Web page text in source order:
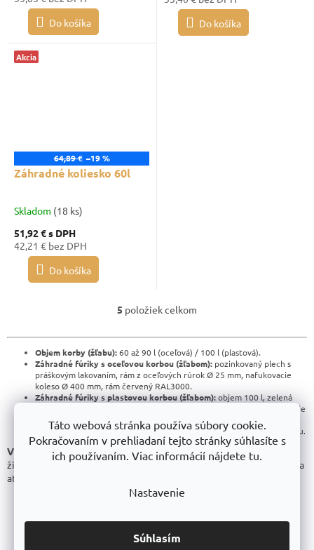
Táto webová stránka používa súbory cookie.
Pokračovaním v prehliadaní tejto stránky súhlasíte s
ich používaním. Viac informácií nájdete tu.
Nastavenie
Súhlasím
Do košíka
Do košíka
Akcia
64,89 € –19 %
Záhradné koliesko 60l
Skladom (18 ks)
51,92 €s DPH
42,21 € bez DPH
Do košíka
O
l
á
d
a
c
i
p
r
v
k
ý
u
5 položiek celkom
Objem korby (žľabu):60 až 90 l (oceľová) / 100 l (plastová).
Záhradné fúriky s oceľovou korbou (žľabom): pozinkovaný plech s
práškovým lakovaním, rám z oceľových rúrok Ø 25 mm, nafukovacie
koleso Ø 400 mm, rám červený RAL3000.
Záhradné fúriky s plastovou korbou (žľabom):objem 100 l, zelená
plastová korba, oceľový rám Ø 32 mm, farba žltá RAL1004, nafukovacie
koleso Ø 400 mm.
Rukoväte:ergonomické plastové, pre pohodlné držanie a manipuláciu.
Výroba TRESTLES, kvalitné české spracovanie, odolnosť a dlhá
životnosť. Záhradné fúriky kombinujú praktickosť, vysokú kapacitu a
atraktívny dizajn na každodenné používanie.